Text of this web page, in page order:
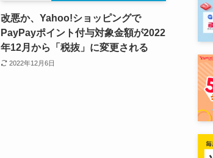
改悪か、Yahoo!ショッピングで
PayPayポイント付与対象金額が2022
年12月から「税抜」に変更される
2022年12月6日